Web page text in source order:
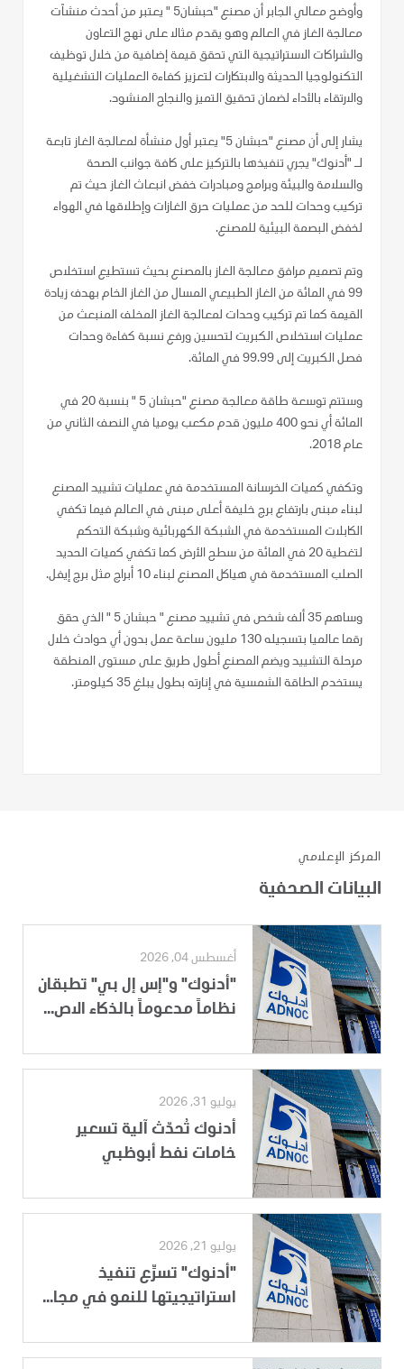
وأوضح معالي الجابر أن مصنع "حبشان5 " يعتبر من أحدث منشآت
معالجة الغاز في العالم وهو يقدم مثالا على نهج التعاون
والشراكات الاستراتيجية التي تحقق قيمة إضافية من خلال توظيف
التكنولوجيا الحديثة والابتكارات لتعزيز كفاءة العمليات التشغيلية
والارتقاء بالأداء لضمان تحقيق التميز والنجاح المنشود.
يشار إلى أن مصنع "حبشان 5" يعتبر أول منشأة لمعالجة الغاز تابعة
لـ "أدنوك" يجري تنفيذها بالتركيز على كافة جوانب الصحة
والسلامة والبيئة وبرامج ومبادرات خفض انبعاث الغاز حيث تم
تركيب وحدات للحد من عمليات حرق الغازات وإطلاقها في الهواء
لخفض البصمة البيئية للمصنع.
وتم تصميم مرافق معالجة الغاز بالمصنع بحيث تستطيع استخلاص
99 في المائة من الغاز الطبيعي المسال من الغاز الخام بهدف زيادة
القيمة كما تم تركيب وحدات لمعالجة الغاز المخلف المنبعث من
عمليات استخلاص الكبريت لتحسين ورفع نسبة كفاءة وحدات
فصل الكبريت إلى 99.99 في المائة.
وستتم توسعة طاقة معالجة مصنع "حبشان 5 " بنسبة 20 في
المائة أي نحو 400 مليون قدم مكعب يوميا في النصف الثاني من
عام 2018.
وتكفي كميات الخرسانة المستخدمة في عمليات تشييد المصنع
لبناء مبنى بارتفاع برج خليفة أعلى مبنى في العالم فيما تكفي
الكابلات المستخدمة في الشبكة الكهربائية وشبكة التحكم
لتغطية 20 في المائة من سطح الأرض كما تكفي كميات الحديد
الصلب المستخدمة في هياكل المصنع لبناء 10 أبراج مثل برج إيفل.
وساهم 35 ألف شخص في تشييد مصنع " حبشان 5 " الذي حقق
رقما عالميا بتسجيله 130 مليون ساعة عمل بدون أي حوادث خلال
مرحلة التشييد ويضم المصنع أطول طريق على مستوى المنطقة
يستخدم الطاقة الشمسية في إنارته بطول يبلغ 35 كيلومتر.
المركز الإعلامي
البيانات الصحفية
أغسطس 04, 2026
"أدنوك" و"إس إل بي" تطبقان
نظاماً مدعوماً بالذكاء الاص...
يوليو 31, 2026
أدنوك تُحدّث آلية تسعير
خامات نفط أبوظبي
يوليو 21, 2026
"أدنوك" تسرِّع تنفيذ
استراتيجيتها للنمو في مجا...